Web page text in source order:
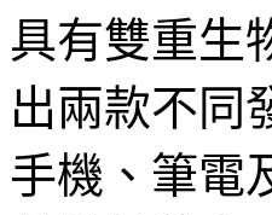
具有雙重生
出兩款不同
手機、筆電